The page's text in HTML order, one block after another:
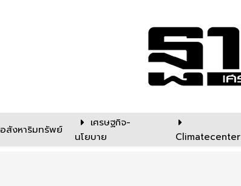
อสังหาริมทรัพย์
เศรษฐกิจ-
นโยบาย
Climatecenter